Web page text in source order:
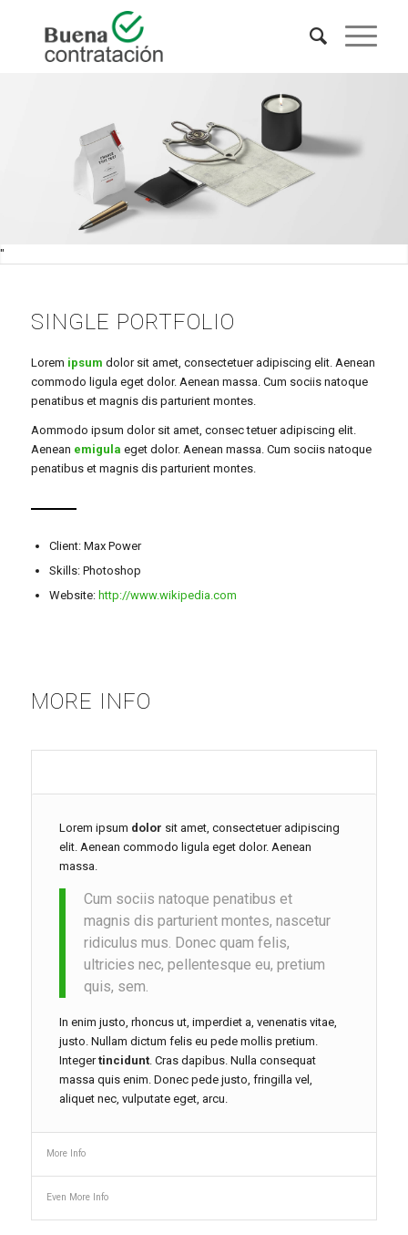
"
SINGLE PORTFOLIO
Lorem ipsum dolor sit amet, consectetuer adipiscing elit. Aenean
commodo ligula eget dolor. Aenean massa. Cum sociis natoque
penatibus et magnis dis parturient montes.
Aommodo ipsum dolor sit amet, consec tetuer adipiscing elit.
Aenean emigula eget dolor. Aenean massa. Cum sociis natoque
penatibus et magnis dis parturient montes.
Client: Max Power
Skills: Photoshop
Website: http://www.wikipedia.com
MORE INFO
Lorem ipsum dolor sit amet, consectetuer adipiscing
elit. Aenean commodo ligula eget dolor. Aenean
massa.
Cum sociis natoque penatibus et
magnis dis parturient montes, nascetur
ridiculus mus. Donec quam felis,
ultricies nec, pellentesque eu, pretium
quis, sem.
In enim justo, rhoncus ut, imperdiet a, venenatis vitae,
justo. Nullam dictum felis eu pede mollis pretium.
Integertincidunt. Cras dapibus. Nulla consequat
massa quis enim. Donec pede justo, fringilla vel,
aliquet nec, vulputate eget, arcu.
More Info
Even More Info